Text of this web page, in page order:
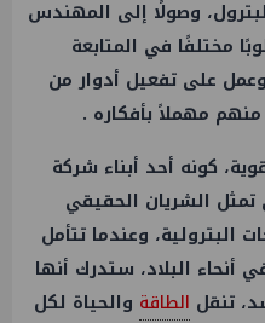
وصولًا إلى المهندس
مختلفًا في المتابعة
على تفعيل أدوار من
مهملاً بأفكاره .
كونه أحد أبناء شركة
تمثل الشريان الحقيقي
البترولية، وعندما تتأمل
أنحاء البلاد، ستدرك أنها
تنقل الطاقة والحياة لكل